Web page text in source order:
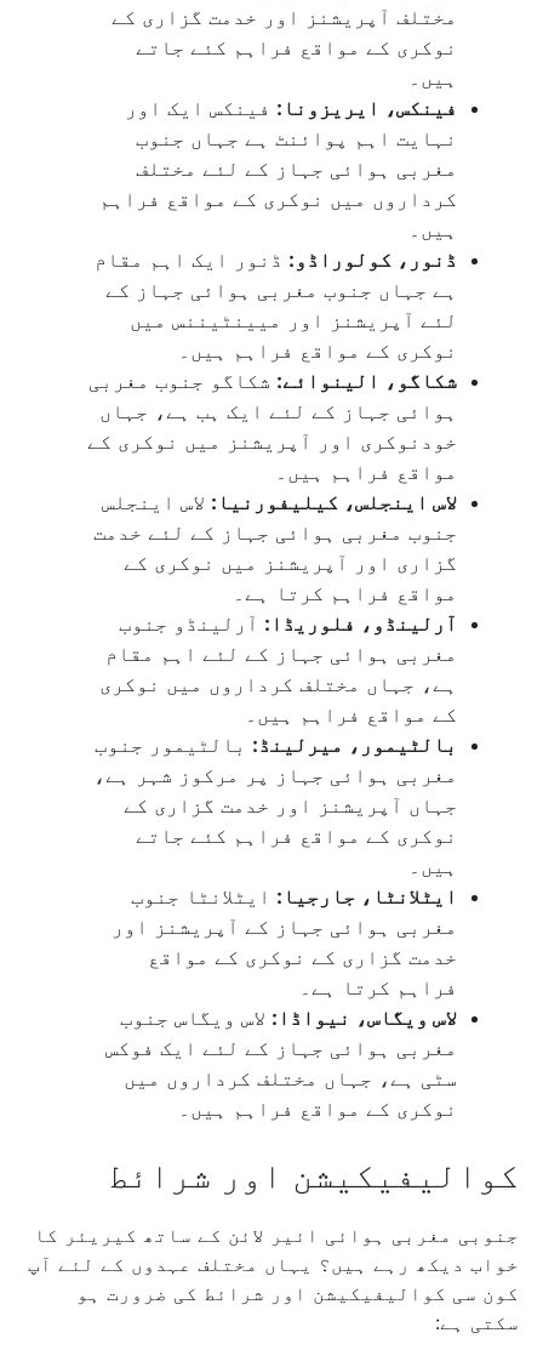
مختلف آپریشنز اور خدمت گزاری کے
نوکری کے مواقع فراہم کئے جاتے
ہیں۔
فینکس، ایریزونا: فینکس ایک اور
نہایت اہم پوائنٹ ہے جہاں جنوب
مغربی ہوائی جہاز کے لئے مختلف
کرداروں میں نوکری کے مواقع فراہم
ہیں۔
ڈنور، کولوراڈو: ڈنور ایک اہم مقام
ہے جہاں جنوب مغربی ہوائی جہاز کے
لئے آپریشنز اور میینٹیننس میں
نوکری کے مواقع فراہم ہیں۔
شکاگو، الینوائے: شکاگو جنوب مغربی
ہوائی جہاز کے لئے ایک ہب ہے، جہاں
خودنوکری اور آپریشنز میں نوکری کے
مواقع فراہم ہیں۔
لاس اینجلس، کیلیفورنیا: لاس اینجلس
جنوب مغربی ہوائی جہاز کے لئے خدمت
گزاری اور آپریشنز میں نوکری کے
مواقع فراہم کرتا ہے۔
آرلینڈو، فلوریڈا: آرلینڈو جنوب
مغربی ہوائی جہاز کے لئے اہم مقام
ہے، جہاں مختلف کرداروں میں نوکری
کے مواقع فراہم ہیں۔
بالٹیمور، میرلینڈ: بالٹیمور جنوب
مغربی ہوائی جہاز پر مرکوز شہر ہے،
جہاں آپریشنز اور خدمت گزاری کے
نوکری کے مواقع فراہم کئے جاتے
ہیں۔
ایٹلانٹا، جارجیا: ایٹلانٹا جنوب
مغربی ہوائی جہاز کے آپریشنز اور
خدمت گزاری کے نوکری کے مواقع
فراہم کرتا ہے۔
لاس ویگاس، نیواڈا: لاس ویگاس جنوب
مغربی ہوائی جہاز کے لئے ایک فوکس
سٹی ہے، جہاں مختلف کرداروں میں
نوکری کے مواقع فراہم ہیں۔
کوالیفیکیشن اور شرائط
جنوبی مغربی ہوائی ائیر لائن کے ساتھ کیریئر کا
خواب دیکھ رہے ہیں؟ یہاں مختلف عہدوں کے لئے آپ
کون سی کوالیفیکیشن اور شرائط کی ضرورت ہو
سکتی ہے: